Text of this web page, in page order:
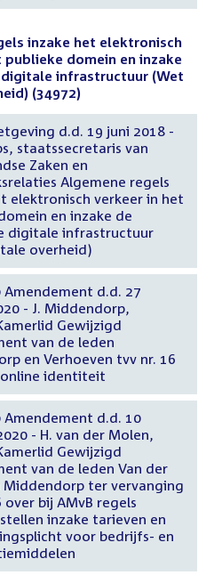
inzake het elektronisch
publieke domein en inzake
digitale infrastructuur (Wet
(34972)
d.d. 19 juni 2018 -
staatssecretaris van
Zaken en
Algemene regels
elektronisch verkeer in het
en inzake de
digitale infrastructuur
overheid)
Amendement d.d. 27
- J. Middendorp,
Gewijzigd
van de leden
en Verhoeven tvv nr. 16
identiteit
Amendement d.d. 10
- H. van der Molen,
Gewijzigd
van de leden Van der
Middendorp ter vervanging
over bij AMvB regels
inzake tarieven en
voor bedrijfs- en